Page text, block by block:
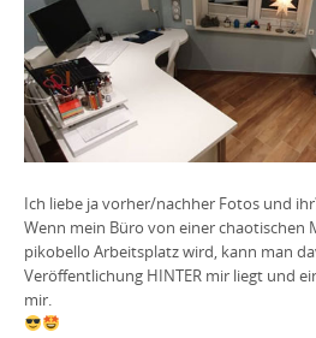
Ich liebe ja vorher/nachher Fotos und
Wenn mein Büro von einer chaotischen
pikobello Arbeitsplatz wird, kann man
Veröffentlichung HINTER mir liegt und
mir.